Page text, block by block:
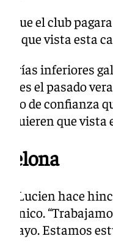
que el club
que vista esta
inferiores
el pasado
de confianza
quieren que vista
Lucien hace
Rayo. Estamos